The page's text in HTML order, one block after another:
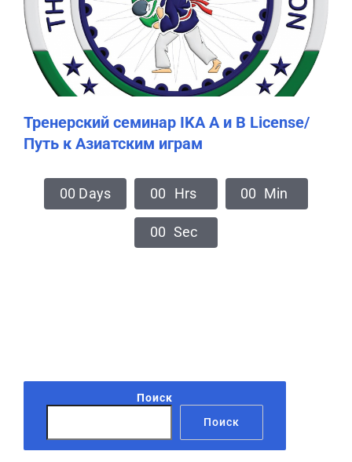
КОНТАКТЫ
Тренерский семинар IKA A и B License/
Путь к Азиатским играм
00 Days 00 Hrs 00 Min
00 Sec
Поиск
Поиск